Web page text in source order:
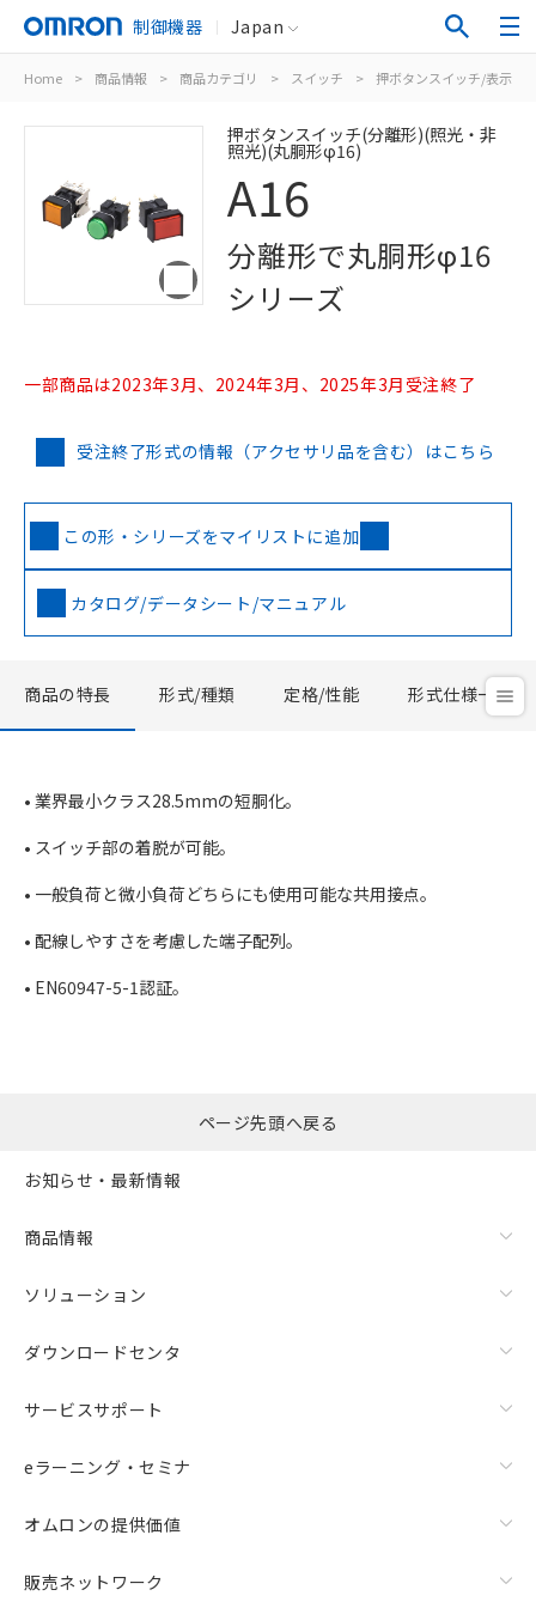
制御機器 Japan
Home > 商品情報 > 商品カテゴリ > スイッチ > 押ボタンスイッチ/表示灯
押ボタンスイッチ(分離形)(照光・非
照光)(丸胴形φ16)
A16
分離形で丸胴形φ16
シリーズ
一部商品は2023年3月、2024年3月、2025年3月受注終了
受注終了形式の情報（アクセサリ品を含む）はこちら
この形・シリーズをマイリストに追加
カタログ/データシート/マニュアル
商品の特長 形式/種類 定格/性能 形式仕様一覧
• 業界最小クラス28.5mmの短胴化。
• スイッチ部の着脱が可能。
• 一般負荷と微小負荷どちらにも使用可能な共用接点。
• 配線しやすさを考慮した端子配列。
• EN60947-5-1認証。
ページ先頭へ戻る
お知らせ・最新情報
商品情報
ソリューション
ダウンロードセンタ
サービスサポート
eラーニング・セミナ
オムロンの提供価値
販売ネットワーク